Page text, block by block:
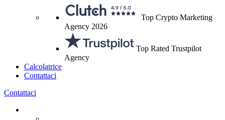
Top Crypto Marketing
Agency 2026
Top Rated Trustpilot
Agency
Calcolatrice
Contattaci
Contattaci